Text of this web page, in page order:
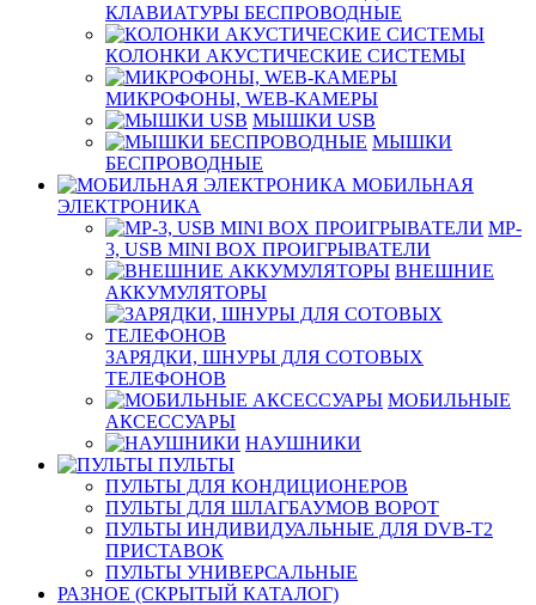
КЛАВИАТУРЫ БЕСПРОВОДНЫЕ
КОЛОНКИ АКУСТИЧЕСКИЕ СИСТЕМЫ
МИКРОФОНЫ, WEB-КАМЕРЫ
МЫШКИ USB
МЫШКИ
БЕСПРОВОДНЫЕ
МОБИЛЬНАЯ
ЭЛЕКТРОНИКА
MP-
3, USB MINI BOX ПРОИГРЫВАТЕЛИ
ВНЕШНИЕ
АККУМУЛЯТОРЫ
ЗАРЯДКИ, ШНУРЫ ДЛЯ СОТОВЫХ
ТЕЛЕФОНОВ
МОБИЛЬНЫЕ
АКСЕССУАРЫ
НАУШНИКИ
ПУЛЬТЫ
ПУЛЬТЫ ДЛЯ КОНДИЦИОНЕРОВ
ПУЛЬТЫ ДЛЯ ШЛАГБАУМОВ ВОРОТ
ПУЛЬТЫ ИНДИВИДУАЛЬНЫЕ ДЛЯ DVB-T2
ПРИСТАВОК
ПУЛЬТЫ УНИВЕРСАЛЬНЫЕ
РАЗНОЕ (СКРЫТЫЙ КАТАЛОГ)